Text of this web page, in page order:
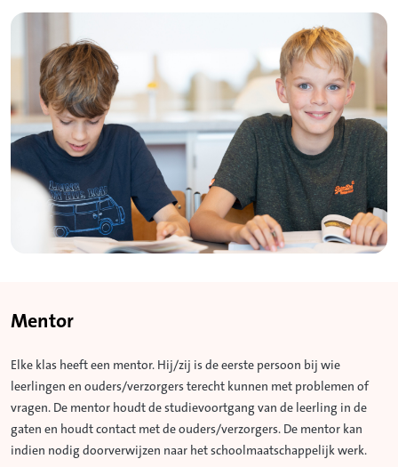
Mentor
Elke klas heeft een mentor. Hij/zij is de eerste persoon bij wie
leerlingen en ouders/verzorgers terecht kunnen met problemen of
vragen. De mentor houdt de studievoortgang van de leerling in de
gaten en houdt contact met de ouders/verzorgers. De mentor kan
indien nodig doorverwijzen naar het schoolmaatschappelijk werk.